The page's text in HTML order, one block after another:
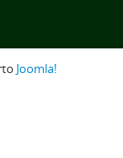
Joomla!